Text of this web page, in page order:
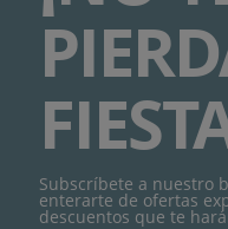
Subscríbete a nuestro
enterarte de ofertas
descuentos que te